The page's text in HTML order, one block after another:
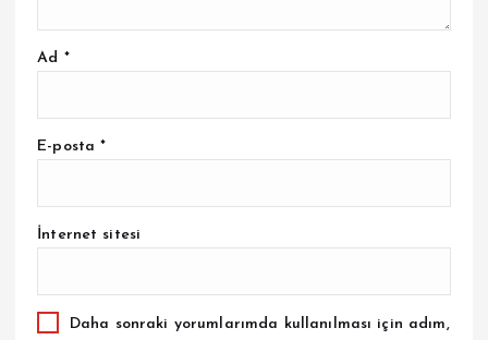
Ad *
E-posta*
İnternet sitesi
Daha sonraki yorumlarımda kullanılması için adım,